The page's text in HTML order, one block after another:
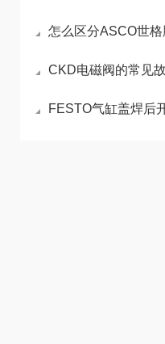
怎么区分ASCO世格脉
CKD电磁阀的常见故障
FESTO气缸盖焊后开裂